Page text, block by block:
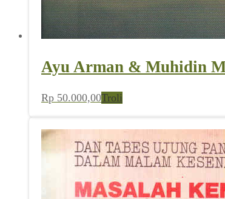
Ayu Arman & Muhidin
Rp 50.000,00Troli